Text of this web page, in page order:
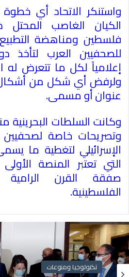
واستنكر الاتحاد أي
الكيان الغاصب المحتل
فلسطين ومناهضة
للصحفيين العرب لتأخذ
إعلامياً لكل ما تتعرض له
ولرفض أي شكل من أشكال
عنوان أو مسمى.
وكانت السلطات البحرينية
وتصريحات خاصة لصحفيين
الإسرائيلي لتغطية ما
التي تعتبر المنصة
صفقة القرن الرامية
الفلسطينية.
تكنولوجيا ومنوعات